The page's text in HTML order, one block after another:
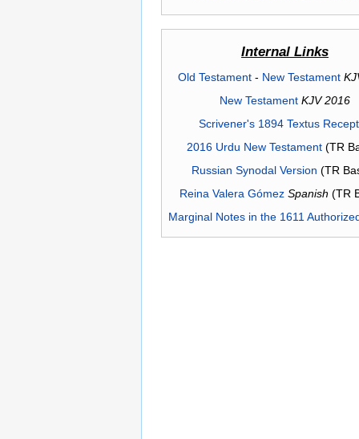
Internal Links
Old Testament- New Testament
New Testament KJV 2016
Scrivener's 1894 Textus
2016 Urdu New Testament(TR
Russian Synodal Version (TR
Reina Valera Gómez Spanish (TR
Marginal Notes in the 1611